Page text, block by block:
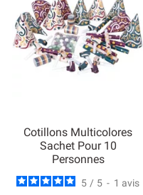
Cotillons Multicolores
Sachet Pour 10
Personnes
5 / 5 - 1 avis